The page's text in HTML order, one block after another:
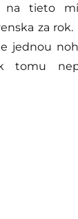
na tieto
za
jednou
tomu